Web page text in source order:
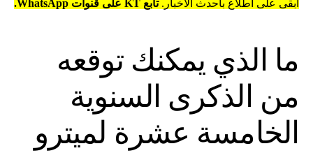
ابقى على اطلاع بأحدث الأخبار.تابع KT على قنوات WhatsApp.
ما الذي يمكنك توقعه
من الذكرى السنوية
الخامسة عشرة لميترو